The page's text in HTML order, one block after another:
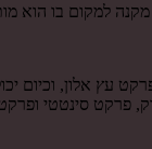
למקום בו הוא
אלון, וכיום
סינטטי ופרקט